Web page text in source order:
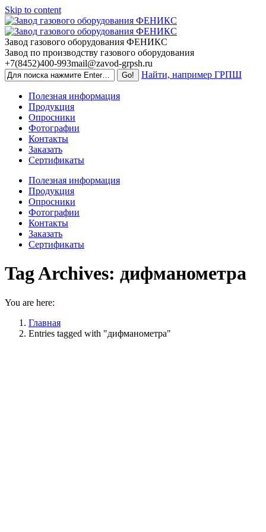
Skip to content
Завод газового оборудования ФЕНИКС
Завод по производству газового оборудования
+7(8452)400-993mail@zavod-grpsh.ru
Найти, например ГРПШ
Полезная информация
Продукция
Опросники
Фотографии
Контакты
Заказать
Сертификаты
Полезная информация
Продукция
Опросники
Фотографии
Контакты
Заказать
Сертификаты
Tag Archives: дифманометра
You are here:
Главная
Entries tagged with "дифманометра"